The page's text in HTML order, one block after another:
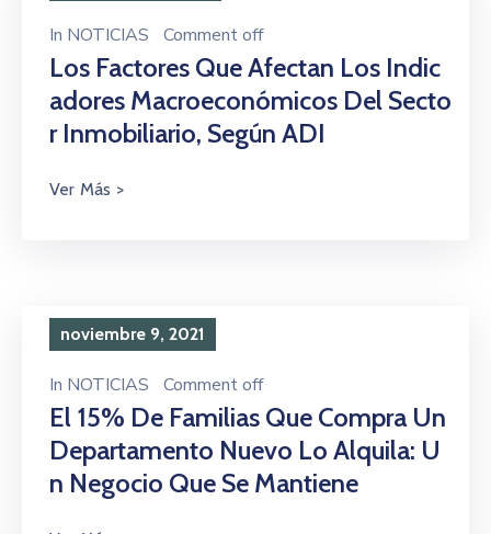
In NOTICIAS Comment off
Los Factores Que Afectan Los Indic
Adores Macroeconómicos Del Secto
R Inmobiliario, Según ADI
noviembre 9, 2021
In NOTICIAS Comment off
El 15% De Familias Que Compra Un
Departamento Nuevo Lo Alquila: U
N Negocio Que Se Mantiene